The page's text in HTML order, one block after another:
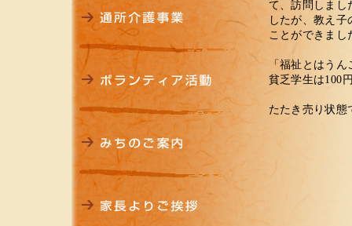
て、訪問しまし
したが、教え
ことができまし
「福祉とはう
貧乏学生は100
たたき売り状態